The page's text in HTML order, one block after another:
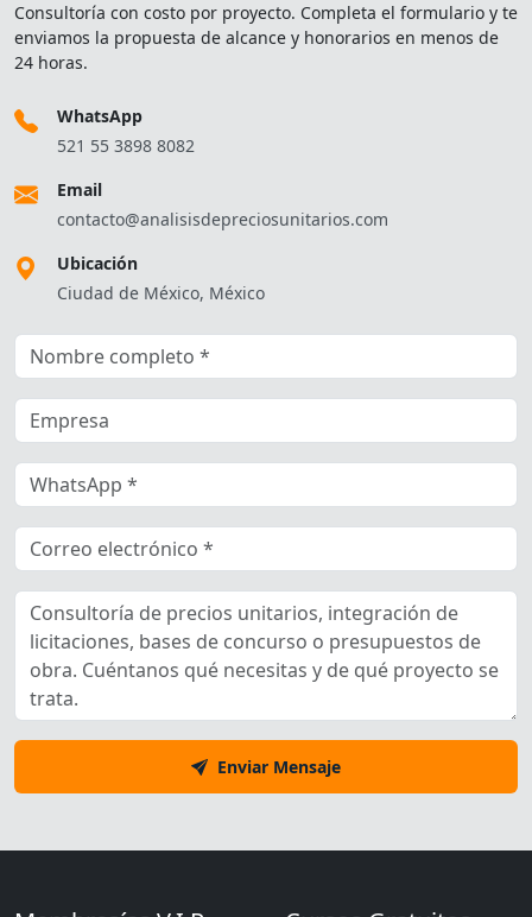
Consultoría con costo por proyecto. Completa el formulario y te
enviamos la propuesta de alcance y honorarios en menos de
24 horas.
WhatsApp
521 55 3898 8082
Email
contacto@analisisdepreciosunitarios.com
Ubicación
Ciudad de México, México
Enviar Mensaje